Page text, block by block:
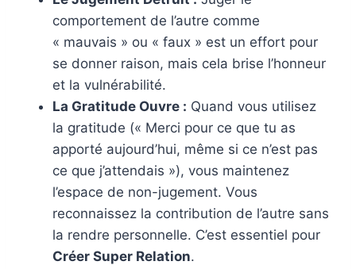
comportement de l’autre comme
« mauvais » ou « faux » est un effort pour
se donner raison, mais cela brise l’honneur
et la vulnérabilité.
La Gratitude Ouvre : Quand vous utilisez
la gratitude (« Merci pour ce que tu as
apporté aujourd’hui, même si ce n’est pas
ce que j’attendais »), vous maintenez
l’espace de non-jugement. Vous
reconnaissez la contribution de l’autre sans
la rendre personnelle. C’est essentiel pour
Créer Super Relation.